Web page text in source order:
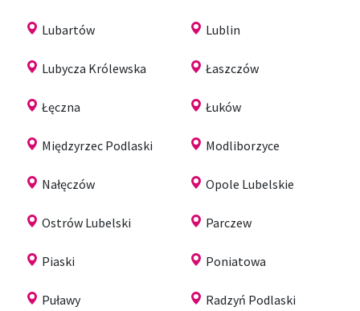
Lubartów Lublin
Lubycza Królewska Łaszczów
Łęczna Łuków
Międzyrzec Podlaski Modliborzyce
Nałęczów Opole Lubelskie
Ostrów Lubelski Parczew
Piaski Poniatowa
Puławy Radzyń Podlaski